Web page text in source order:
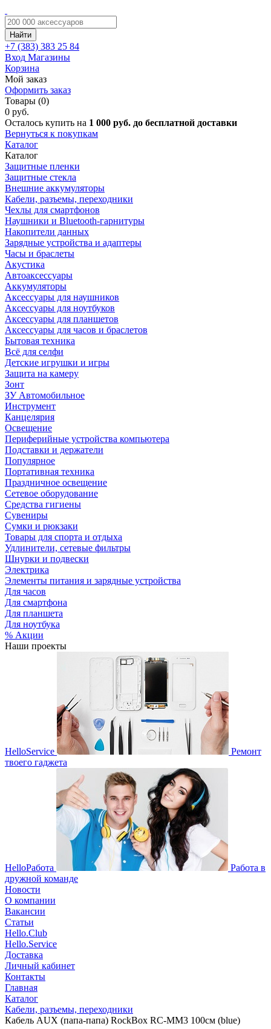
Найти
+7 (383) 383 25 84
Вход Магазины
Корзина
Мой заказ
Оформить заказ
Товары (0)
0 руб.
Осталось купить на 1 000 руб. до бесплатной доставки
Вернуться к покупкам
Каталог
Каталог
Защитные пленки
Защитные стекла
Внешние аккумуляторы
Кабели, разъемы, переходники
Чехлы для смартфонов
Наушники и Bluetooth-гарнитуры
Накопители данных
Зарядные устройства и адаптеры
Часы и браслеты
Акустика
Автоаксессуары
Аккумуляторы
Аксессуары для наушников
Аксессуары для ноутбуков
Аксессуары для планшетов
Аксессуары для часов и браслетов
Бытовая техника
Всё для селфи
Детские игрушки и игры
Защита на камеру
Зонт
ЗУ Автомобильное
Инструмент
Канцелярия
Освещение
Периферийные устройства компьютера
Подставки и держатели
Популярное
Портативная техника
Праздничное освещение
Сетевое оборудование
Средства гигиены
Сувениры
Сумки и рюкзаки
Товары для спорта и отдыха
Удлинители, сетевые фильтры
Шнурки и подвески
Электрика
Элементы питания и зарядные устройства
Для часов
Для смартфона
Для планшета
Для ноутбука
% Акции
Наши проекты
HelloService
Ремонт
твоего гаджета
HelloРабота
Работа в
дружной команде
Новости
О компании
Вакансии
Статьи
Hello.Club
Hello.Service
Доставка
Личный кабинет
Контакты
Главная
Каталог
Кабели, разъемы, переходники
Кабель AUX (папа-папа) RockBox RC-MM3 100см (blue)